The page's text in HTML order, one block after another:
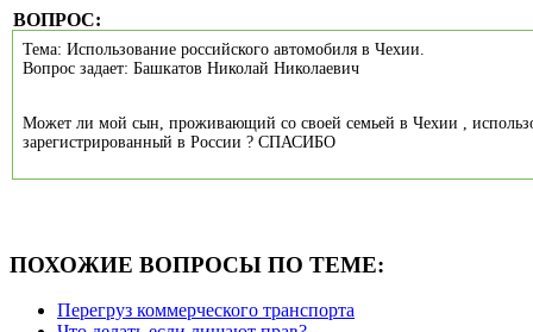
ВОПРОС:
Тема: Использование российского автомобиля в Чехии.
Вопрос задает: Башкатов Николай Николаевич
Может ли мой сын, проживающий со своей семьей в Чехии ,
зарегистрированный в России ? СПАСИБО
ПОХОЖИЕ ВОПРОСЫ ПО ТЕМЕ:
Перегруз коммерческого транспорта